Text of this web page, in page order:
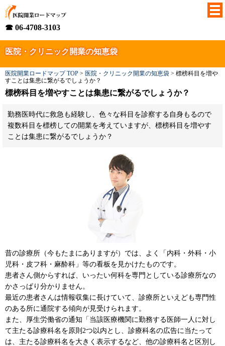
☎ 06-4708-3103
医院・クリニック開業の知恵袋
医院開業ロードマップ TOP > 医院・クリニック開業の知恵袋 > 標榜科目を増や
すことは集患に繋がるでしょうか？
標榜科目を増やすことは集患に繋がるでしょうか？
勤務医時代に救急も経験し、色々な科目を診察する自身もるので
複数科目を標榜しての開業を考えていますが、標榜科目を増やす
ことは集患に繋がるでしょうか？
昔の診療所（今もたまにありますが）では、よく「内科・外科・小
児科・皮フ科・麻酔科」等の看板を見かけたものです。
患者さん側からすれば、いったい何科を専門としている診療所なの
かさっぱり分かりません。
最近の患者さんは情報収集に長けていて、診療所といえども専門性
のある所に通院する傾向が見受けられます。
また、厚生労働省の通知「当該医療機関に勤務する医師一人に対し
て主たる診療科名を原則2つ以内とし、診療科名の広告に当たって
は、主たる診療科名を大きく表示するなど、他の診療科名と区別し